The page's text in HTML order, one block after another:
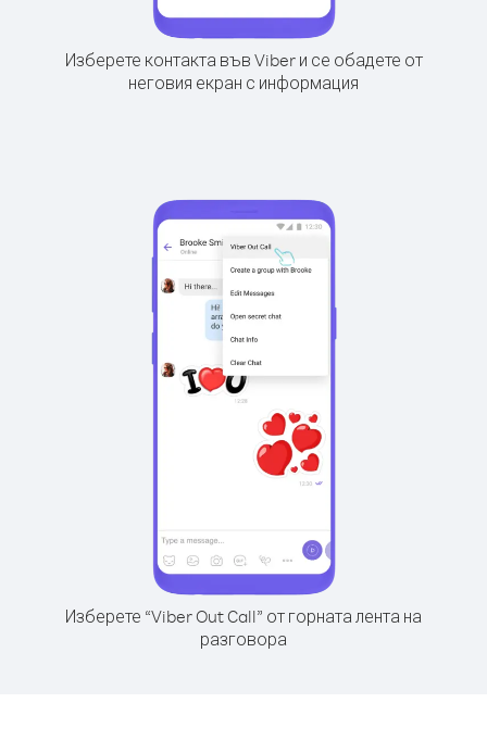
Изберете контакта във Viber и се обадете от
неговия екран с информация
Изберете “Viber Out Call” от горната лента на
разговора